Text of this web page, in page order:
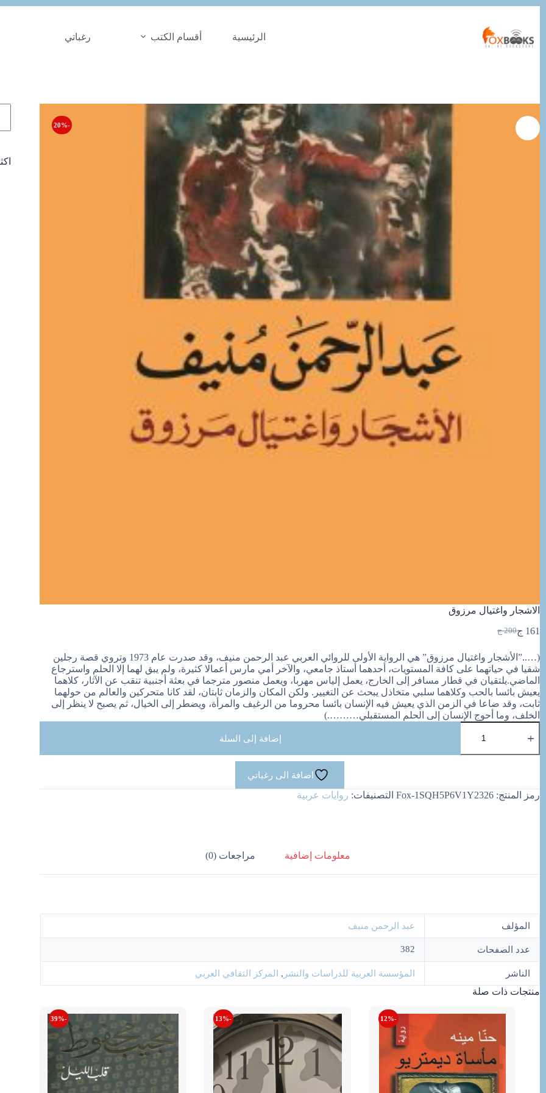
المحتوى
الرئيسية أقسام الكتب رغباتي
-20%
الاشجار واغتيال مرزوق
200 ج
السعر
هو:
200 ج.
161 جالسعر
هو:
161 ج.
(…..”الأشجار واغتيال مرزوق” هي الرواية الأولى للروائي العربي عبد الرحمن منيف، وقد صدرت عام 1973 وتروي قصة رجلين
شقيا في حياتهما على كافة المستويات، أحدهما أستاذ جامعي، والآخر أمي مارس أعمالا كثيرة، ولم يبق لهما إلا الحلم واسترجاع
الماضي.يلتقيان في قطار مسافر إلى الخارج، يعمل إلياس مهربا، ويعمل منصور مترجما في بعثة أجنبية تنقب عن الآثار، كلاهما
يعيش بائسا بالحب وكلاهما سلبي متخاذل يبحث عن التغيير. ولكن المكان والزمان ثابتان، لقد كانا متحركين والعالم من حولهما
ثابت، وقد ضاعا في الزمن الذي يعيش فيه الإنسان بائسا محروما من الرغيف والمرأة، ويضطر إلى الخيال، ثم يصبح لا ينظر إلى
الخلف، وما أحوج الإنسان إلى الحلم المستقبلي……….)
الاشجار
إضافة إلى السلة
اضافة الى رغباتي
رمز المنتج: Fox-1SQH5P6V1Y2326 التصنيفات: روايات عربية
معلومات إضافية مراجعات (0)
المؤلف عبد الرحمن منيف
عدد الصفحات 382
الناشر المؤسسة العربية للدراسات والنشر , المركز الثقافي العربي
منتجات ذات صلة
-12%
-13%
-39%